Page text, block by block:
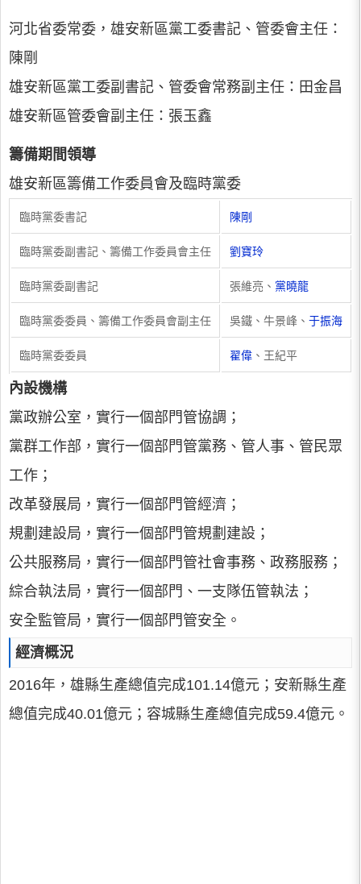
河北省委常委，雄安新區黨工委書記、管委會主任：
陳剛
雄安新區黨工委副書記、管委會常務副主任：田金昌
雄安新區管委會副主任：張玉鑫
籌備期間領導
雄安新區籌備工作委員會及臨時黨委
臨時黨委書記 陳剛
臨時黨委副書記、籌備工作委員會主任 劉寶玲
臨時黨委副書記 張維亮、 黨曉龍
臨時黨委委員、籌備工作委員會副主任 吳鐵、牛景峰、 于振海
臨時黨委委員 翟偉 、王紀平
內設機構
黨政辦公室，實行一個部門管協調；
黨群工作部，實行一個部門管黨務、管人事、管民眾
工作；
改革發展局，實行一個部門管經濟；
規劃建設局，實行一個部門管規劃建設；
公共服務局，實行一個部門管社會事務、政務服務；
綜合執法局，實行一個部門、一支隊伍管執法；
安全監管局，實行一個部門管安全。
經濟概況
2016年，雄縣生產總值完成101.14億元；安新縣生產
總值完成40.01億元；容城縣生產總值完成59.4億元。